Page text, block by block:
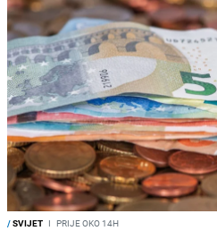
/SVIJET I PRIJE OKO 14H